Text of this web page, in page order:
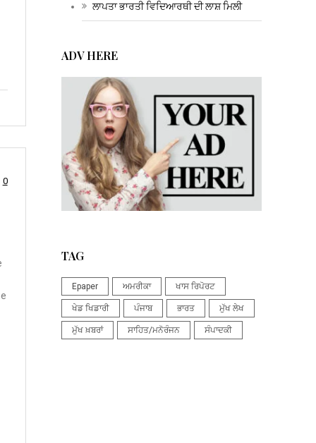
0
ਲਾਪਤਾ ਭਾਰਤੀ ਵਿਦਿਆਰਥੀ ਦੀ ਲਾਸ਼ ਮਿਲੀ
ADV HERE
TAG
Epaper ਅਮਰੀਕਾ ਖਾਸ ਰਿਪੋਰਟ
ਖੇਡ ਖਿਡਾਰੀ ਪੰਜਾਬ ਭਾਰਤ ਮੁੱਖ ਲੇਖ
ਮੁੱਖ ਖ਼ਬਰਾਂ ਸਾਹਿਤ/ਮਨੋਰੰਜਨ ਸੰਪਾਦਕੀ